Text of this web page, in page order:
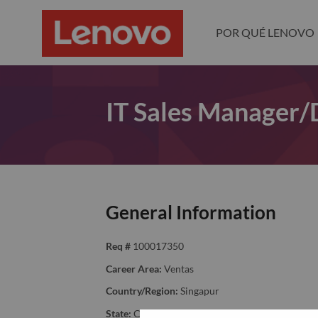
POR QUÉ LENOVO
IT Sales
General Information
Req # 100017350
Career Area: Ventas
Country/Region: Singapur
State: Central Singapore